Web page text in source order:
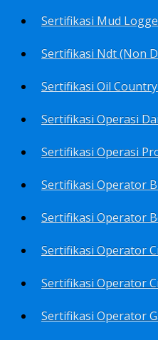
Sertifikasi Mud
Sertifikasi Ndt (Non
Sertifikasi Operasi
Sertifikasi Operator
Sertifikasi Operator
Sertifikasi Operator
Sertifikasi Operator